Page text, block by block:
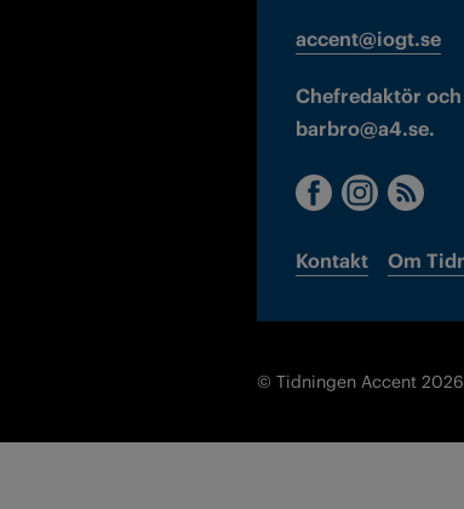
accent@iogt.se
Chefredaktör och
barbro@a4.se.
Kontakt Om
© Tidningen Accent 2026